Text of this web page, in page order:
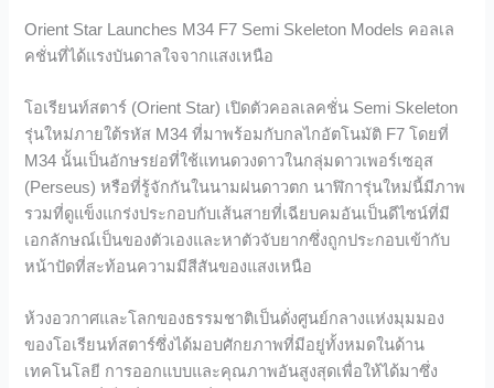
Orient Star Launches M34 F7 Semi Skeleton Models คอลเล
คชั่นที่ได้แรงบันดาลใจจากแสงเหนือ
โอเรียนท์สตาร์ (Orient Star) เปิดตัวคอลเลคชั่น Semi Skeleton
รุ่นใหม่ภายใต้รหัส M34 ที่มาพร้อมกับกลไกอัตโนมัติ F7 โดยที่
M34 นั้นเป็นอักษรย่อที่ใช้แทนดวงดาวในกลุ่มดาวเพอร์เซอุส
(Perseus) หรือที่รู้จักกันในนามฝนดาวตก นาฬิการุ่นใหม่นี้มีภาพ
รวมที่ดูแข็งแกร่งประกอบกับเส้นสายที่เฉียบคมอันเป็นดีไซน์ที่มี
เอกลักษณ์เป็นของตัวเองและหาตัวจับยากซึ่งถูกประกอบเข้ากับ
หน้าปัดที่สะท้อนความมีสีสันของแสงเหนือ
ห้วงอวกาศและโลกของธรรมชาติเป็นดั่งศูนย์กลางแห่งมุมมอง
ของโอเรียนท์สตาร์ซึ่งได้มอบศักยภาพที่มีอยู่ทั้งหมดในด้าน
เทคโนโลยี การออกแบบและคุณภาพอันสูงสุดเพื่อให้ได้มาซึ่ง